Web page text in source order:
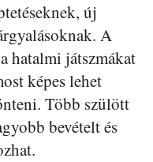
új
A
hatalmi játszmákat
képes lehet
Több szülött
bevételt és